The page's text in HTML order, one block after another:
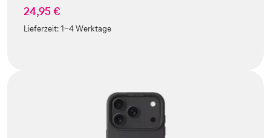
24,95 €
Lieferzeit:1-4 Werktage